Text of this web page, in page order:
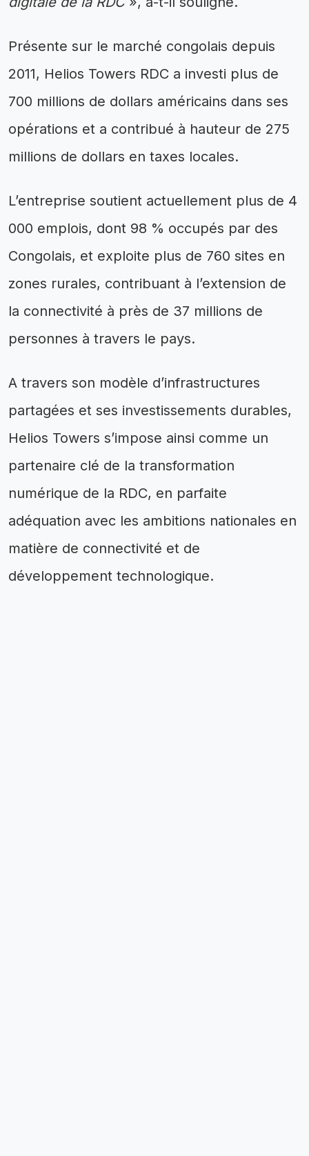
Présente sur le marché congolais depuis
2011, Helios Towers RDC a investi plus de
700 millions de dollars américains dans ses
opérations et a contribué à hauteur de 275
millions de dollars en taxes locales.
L’entreprise soutient actuellement plus de 4
000 emplois, dont 98 % occupés par des
Congolais, et exploite plus de 760 sites en
zones rurales, contribuant à l’extension de
la connectivité à près de 37 millions de
personnes à travers le pays.
A travers son modèle d’infrastructures
partagées et ses investissements durables,
Helios Towers s’impose ainsi comme un
partenaire clé de la transformation
numérique de la RDC, en parfaite
adéquation avec les ambitions nationales en
matière de connectivité et de
développement technologique.